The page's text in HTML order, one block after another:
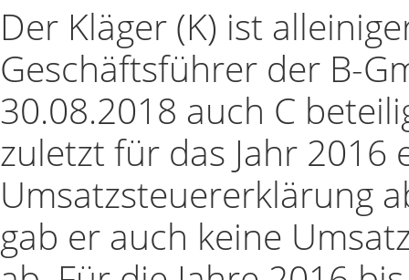
Der Kläger (K) ist
Geschäftsführer der B-
30.08.2018 auch C
zuletzt für das Jahr
Umsatzsteuererklärung
gab er auch keine